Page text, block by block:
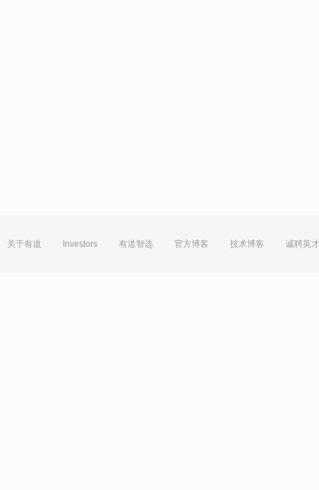
关于有道 Investors 有道智选 官方博客 技术博客 诚聘英才